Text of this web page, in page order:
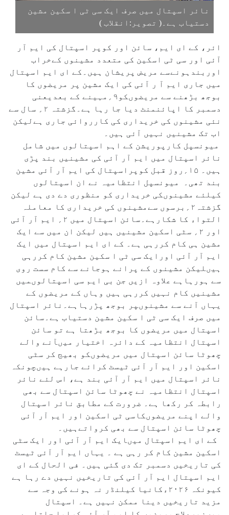
نائر اسپتال میں صرف ایک سی ٹی ا سکین مشین
دستیاب ہے۔( تصویر:انقلاب )
ائر، کے ای ایم، سائن اور کوپر اسپتال کی ایم آر
آئی اور سی ٹی اسکین کی متعدد مشینوں کےخراب
اوربندہونےسے مریض پریشان ہیں۔کے ای ایم اسپتال
میں جاری ایم آ ر آئی کی ایک مشین پر مریضوں کا
بوجھ بڑھنے سے مریضوںکو۹؍مہینے کے بعدیعنی
دسمبر کا اپائنمنٹ دیا جا رہا ہے۔گزشتہ ۲؍ سال سے
نئی مشینوں کی خریداری کی کارروائی جاری ہےلیکن
اب تک مشینیں نہیں آئی ہیں۔
میونسپل کارپوریشن کے اہم اسپتالوں میں شامل
نائر اسپتال میں ایم آر آئی کی مشینیں بند پڑی
ہیں۔ ۱۵؍روز قبل کوپراسپتال کی ایم آر آئی مشین
بند تھی۔ میونسپل انتظامیہ نے ان اسپتالوں
کیلئے مشینوںکی خریداری کو منظوری دے دی ہے لیکن
گزشتہ۲؍برسوں سےمشینوں کی خریداری کا معاملہ
التواء کا شکارہے۔سائن اسپتال میں ۲؍ ایم آر آئی
اور ۲؍ سٹی اسکین مشینیں ہیں لیکن ان میں سے ایک
مشین ہی کام کررہی ہے۔ کے ای ایم اسپتال میں ایک
ایم آر آئی اورایک سی ٹی ا سکین مشین کام کررہی
ہیںلیکن مشینوں کے پرانے ہوجانے سے کام سست روی
سے ہورہاہے علاوہ ازیں جن بی ایم سی اسپتالوںمیں
مشینیں کام نہیں کررہی ہیں وہاں کے مریضوں کے
یہاں آنے سے مشینوںپر بوجھ پڑرہاہے۔نائر اسپتال
میں صرف ایک سی ٹی ا سکین مشین دستیاب ہے۔سائن
اسپتال میں مریضوں کا بوجھ بڑھتا ہے تو سائن
اسپتال انتظامیہ کے دائرہ اختیار میںآنے والے
چھوٹا سائن اسپتال میں مریضوںکو بھیج کر سٹی
اسکین اور ایم آر آئی ٹیسٹ کرائے جارہے ہیںچونکہ
نائر اسپتال میں ایم آر آئی بند ہے، اس لئے نائر
اسپتال انتظامیہ نے چھوٹا سائن اسپتال سے بھی
رابطہ کر رکھا ہے۔ ضرورت کے مطابق نائر اسپتال
والے اپنے مریضوںکاسی ٹی اسکین اور ایم آر آئی
چھوٹا سائن اسپتال سے بھی کرواتےہیں۔
کے ای ایم اسپتال میںایک ایم آر آئی اور ایک سٹی
اسکین مشین کام کر رہی ہے ۔ یہاں ایم آر آئی ٹیسٹ
کی تاریخیں دسمبر تک دی گئی ہیں۔ فی الحال کے ای
ایم اسپتال ایم آر آئی کی تاریخیں نہیں دے رہا ہے
کیونکہ ۲۰۲۶ءکانیا کیلنڈر نہ ہونے کی وجہ سے
مزید تاریخیں دینا ممکن نہیں ہے۔ اسپتال